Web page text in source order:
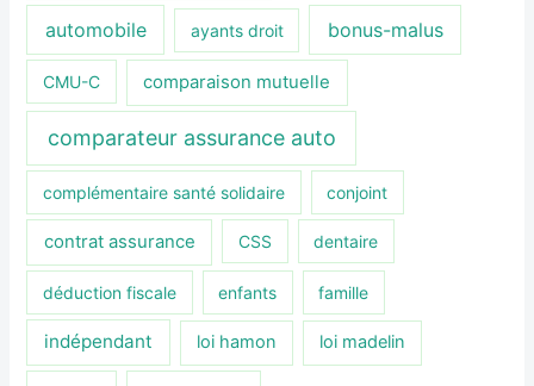
automobile ayants droit bonus-malus
CMU-C comparaison mutuelle
comparateur assurance auto
complémentaire santé solidaire conjoint
contrat assurance CSS dentaire
déduction fiscale enfants famille
indépendant loi hamon loi madelin